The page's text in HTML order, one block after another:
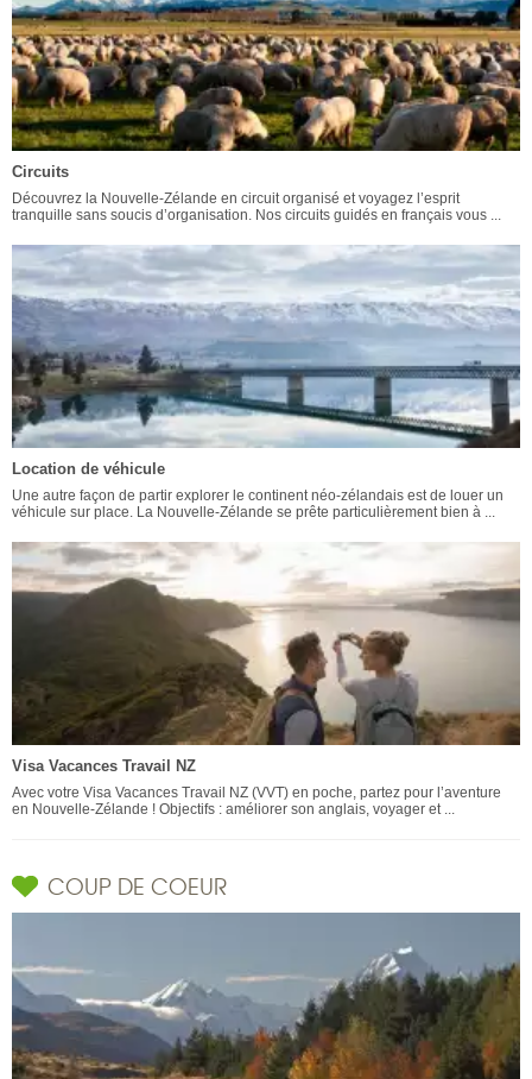
Circuits
Découvrez la Nouvelle-Zélande en circuit organisé et voyagez l’esprit
tranquille sans soucis d’organisation. Nos circuits guidés en français vous ...
Location de véhicule
Une autre façon de partir explorer le continent néo-zélandais est de louer un
véhicule sur place. La Nouvelle-Zélande se prête particulièrement bien à ...
Visa Vacances Travail NZ
Avec votre Visa Vacances Travail NZ (VVT) en poche, partez pour l’aventure
en Nouvelle-Zélande ! Objectifs : améliorer son anglais, voyager et ...
COUP DE COEUR